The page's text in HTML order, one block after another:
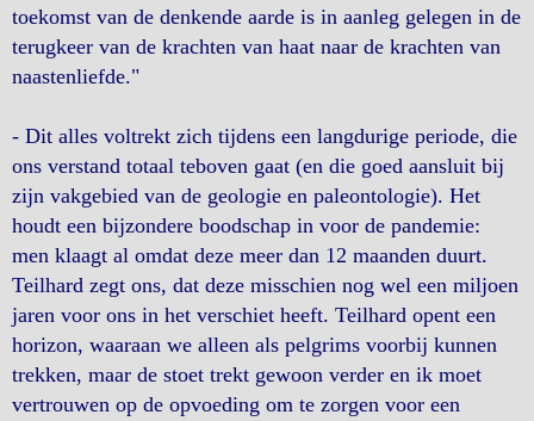
toekomst van de denkende aarde is in aanleg gelegen in de
terugkeer van de krachten van haat naar de krachten van
naastenliefde."
- Dit alles voltrekt zich tijdens een langdurige periode, die
ons verstand totaal teboven gaat (en die goed aansluit bij
zijn vakgebied van de geologie en paleontologie). Het
houdt een bijzondere boodschap in voor de pandemie:
men klaagt al omdat deze meer dan 12 maanden duurt.
Teilhard zegt ons, dat deze misschien nog wel een miljoen
jaren voor ons in het verschiet heeft. Teilhard opent een
horizon, waaraan we alleen als pelgrims voorbij kunnen
trekken, maar de stoet trekt gewoon verder en ik moet
vertrouwen op de opvoeding om te zorgen voor een